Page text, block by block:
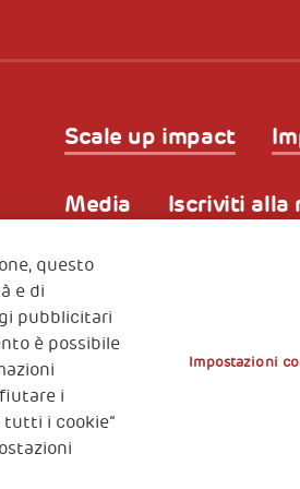
Scale up impact
Media Iscriviti alla
questo
e di
pubblicitari
è possibile
i
tutti i cookie”
Impostazioni